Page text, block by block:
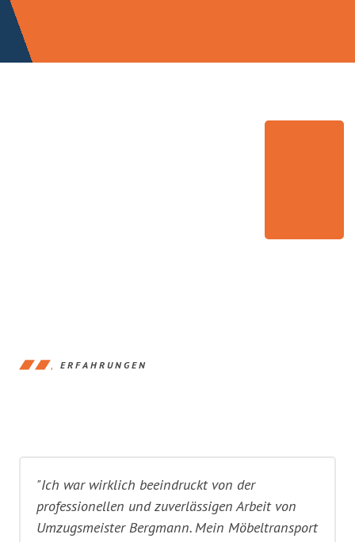
ERFAHRUNGEN
"Ich war wirklich beeindruckt von der
professionellen und zuverlässigen Arbeit von
Umzugsmeister Bergmann. Mein Möbeltransport